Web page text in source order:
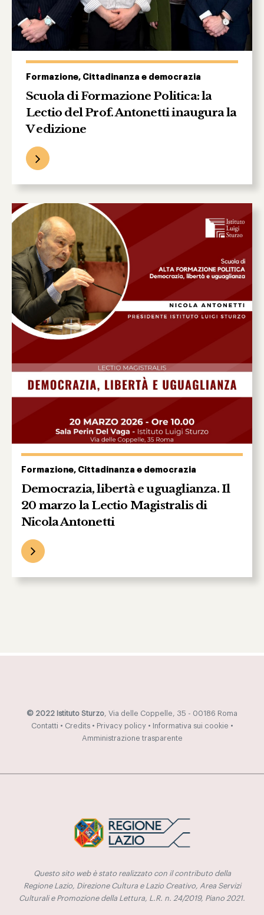
Formazione, Cittadinanza e democrazia
Scuola di Formazione Politica: la
Lectio del Prof. Antonetti inaugura la
V edizione
Formazione, Cittadinanza e democrazia
Democrazia, libertà e uguaglianza. Il
20 marzo la Lectio Magistralis di
Nicola Antonetti
© 2022 Istituto Sturzo, Via delle Coppelle, 35 - 00186 Roma
Contatti • Credits• Privacy policy• Informativa sui cookie •
Amministrazione trasparente
Questo sito web è stato realizzato con il contributo della
Regione Lazio, Direzione Cultura e Lazio Creativo, Area Servizi
Culturali e Promozione della Lettura, L.R. n. 24/2019, Piano 2021.